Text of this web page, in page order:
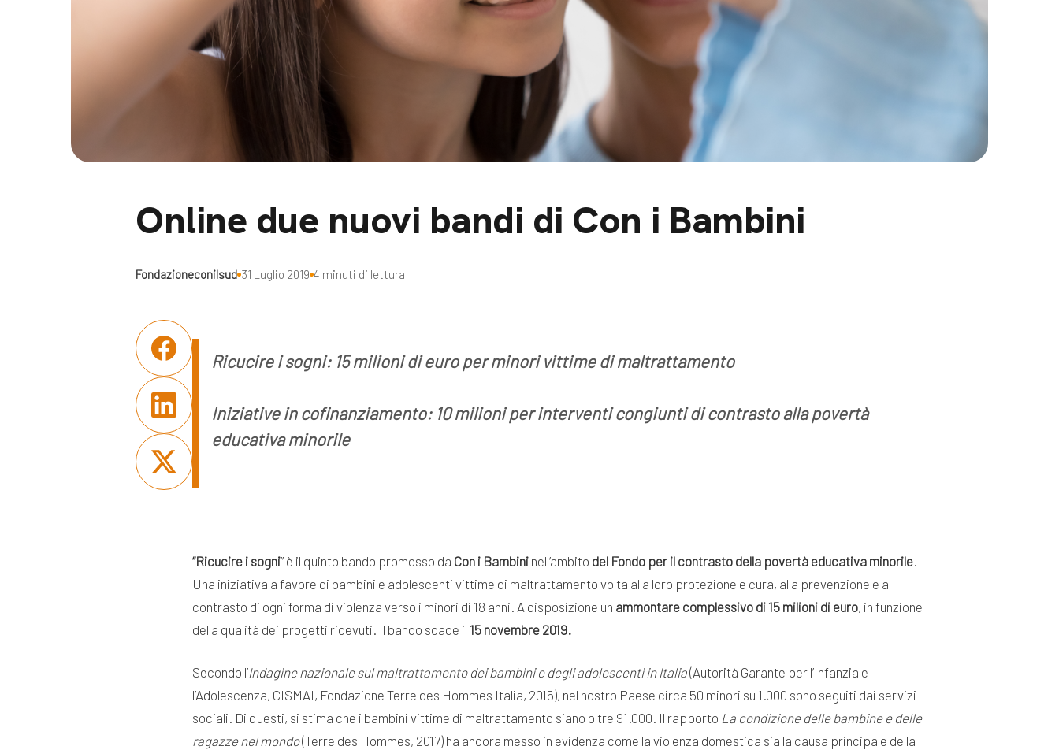
Online due nuovi bandi di Con i Bambini
Fondazioneconilsud 31 Luglio 2019 4 minuti di lettura
Ricucire i sogni: 15 milioni di euro per minori vittime di maltrattamento
Iniziative in cofinanziamento: 10 milioni per interventi congiunti di contrasto alla povertà
educativa minorile
“Ricucire i sogni” è il quinto bando promosso da Con i Bambini nell’ambito del Fondo per il contrasto della povertà educativa minorile
Una iniziativa a favore di bambini e adolescenti vittime di maltrattamento volta alla loro protezione e cura, alla prevenzione e al
contrasto di ogni forma di violenza verso i minori di 18 anni. A disposizione un ammontare complessivo di 15 milioni di euro, in funzione
della qualità dei progetti ricevuti. Il bando scade il 15 novembre 2019.
Secondo l’Indagine nazionale sul maltrattamento dei bambini e degli adolescenti in Italia(Autorità Garante per l’Infanzia e
l’Adolescenza, CISMAI, Fondazione Terre des Hommes Italia, 2015), nel nostro Paese circa 50 minori su 1.000 sono seguiti dai servizi
sociali. Di questi, si stima che i bambini vittime di maltrattamento siano oltre 91.000. Il rapporto La condizione delle bambine e delle
ragazze nel mondo(Terre des Hommes, 2017) ha ancora messo in evidenza come la violenza domestica sia la causa principale della
News e appuntamenti
Videomagazine e blog
progetti
Seguici sui social: